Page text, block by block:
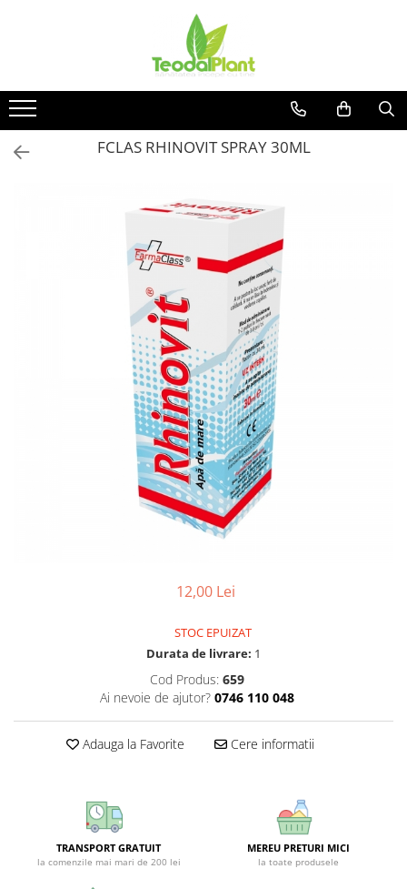
SUPLIMENTE ARTICULATII
ANTIINFLAMATOARE
SUPLIMENTE TONICE
SUPLIMENTE DIABET
SUPLIMENTE DIVERSE
SUPLIMENTE HORMONALE
SUPLIMENTE CARDIO VASCULARE
HEPATOPROTECTOARE-BILA
SUPLIMENTE MEMORIE SI
SUPLIMENTE POTENȚĂ
SUPLIMENTE PROSTATĂ
SUPLIMENTE SLĂBIRE
SUPLIMENTE SOMN DEPRESIE
SUPLIMENTE COLESTEROL
SUPLIMENTE RĂCEALĂ- APARAT
RESPIRATOR ANTIVIRAL
SUPLIMENTE ANTIOXIDANȚI-
ANTITUMORAL
SUPLIMENTE URO-GENITAL
ANTIPARAZITARE
SUPLIMENTE STOMAC- DIGESTIE-
COLON
FCLAS RHINOVIT SPRAY 30ML
12,00 Lei
STOC EPUIZAT
Durata de livrare: 1
Cod Produs: 659
Ai nevoie de ajutor? 0746 110 048
Adauga la Favorite Cere informatii
TRANSPORT GRATUIT
la comenzile mai mari de 200 lei
MEREU PRETURI MICI
la toate produsele